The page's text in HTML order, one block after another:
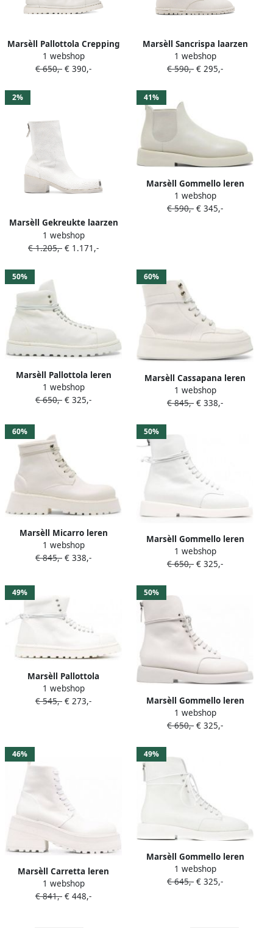
Marsèll Pallottola Crepping
laarzen Wit
1 webshop
€ 650,- € 390,-
Marsèll Sancrispa laarzen
Wit
1 webshop
€ 590,- € 295,-
2%
Marsèll Gekreukte laarzen
met metalen neus Wit
1 webshop
€ 1.205,- € 1.171,-
41%
Marsèll Gommello leren
Chelsea laarzen Wit
1 webshop
€ 590,- € 345,-
50%
Marsèll Pallottola leren
combat boots Wit
1 webshop
€ 650,- € 325,-
60%
Marsèll Cassapana leren
combat boots Wit
1 webshop
€ 845,- € 338,-
60%
Marsèll Micarro leren
veterlaarzen Wit
1 webshop
€ 845,- € 338,-
50%
Marsèll Gommello leren
combat boots Wit
1 webshop
€ 650,- € 325,-
49%
Marsèll Pallottola
veterlaarzen Wit
1 webshop
€ 545,- € 273,-
50%
Marsèll Gommello leren
combat boots Wit
1 webshop
€ 650,- € 325,-
46%
Marsèll Carretta leren
laarzen met plateauzool Wit
1 webshop
€ 841,- € 448,-
49%
Marsèll Gommello leren
combat boots Wit
1 webshop
€ 645,- € 325,-